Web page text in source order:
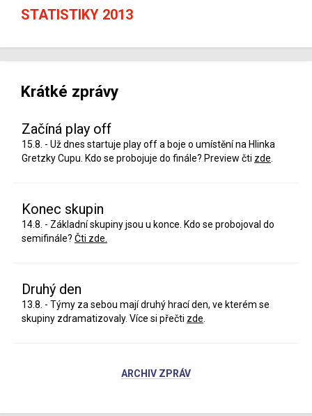
STATISTIKY 2013
Krátké zprávy
Začíná play off
15.8. - Už dnes startuje play off a boje o umístění na Hlinka
Gretzky Cupu. Kdo se probojuje do finále? Preview čti zde
Konec skupin
14.8. - Základní skupiny jsou u konce. Kdo se probojoval do
semifinále? Čti zde.
Druhý den
13.8. - Týmy za sebou mají druhý hrací den, ve kterém se
skupiny zdramatizovaly. Více si přečti zde
ARCHIV ZPRÁV